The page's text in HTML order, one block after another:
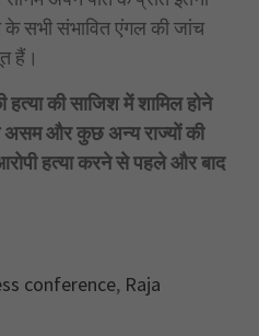
के सभी संभावित एंगल की जांच
हैं।
हत्या की साजिश में शामिल होने
और कुछ अन्य राज्यों की
हत्या करने से पहले और बाद
conference, Raja